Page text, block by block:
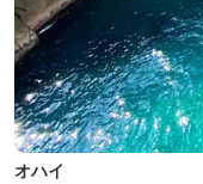
オハイ